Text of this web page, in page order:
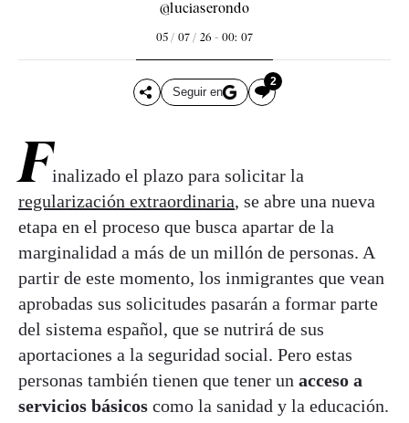
@luciaserondo
05 / 07 / 26 - 00: 07
Seguir en
2
Finalizado el plazo para solicitar la
regularización extraordinaria, se abre una nueva
etapa en el proceso que busca apartar de la
marginalidad a más de un millón de personas. A
partir de este momento, los inmigrantes que vean
aprobadas sus solicitudes pasarán a formar parte
del sistema español, que se nutrirá de sus
aportaciones a la seguridad social. Pero estas
personas también tienen que tener un acceso a
servicios básicos como la sanidad y la educación.